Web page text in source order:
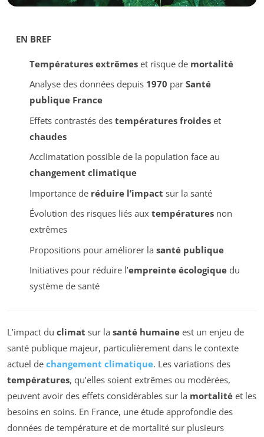
EN BREF
Températures extrêmeset risque de mortalité
Analyse des données depuis 1970 par Santé
publique France
Effets contrastés des températures froideset
chaudes
Acclimatation possible de la population face au
changement climatique
Importance de réduire l’impact sur la santé
Évolution des risques liés aux températuresnon
extrêmes
Propositions pour améliorer la santé publique
Initiatives pour réduire l’empreinte écologiquedu
système de santé
L’impact du climat sur la santé humaine est un enjeu de
santé publique majeur, particulièrement dans le contexte
actuel de changement climatique. Les variations des
températures, qu’elles soient extrêmes ou modérées,
peuvent avoir des effets considérables sur la mortalité et les
besoins en soins. En France, une étude approfondie des
données de température et de mortalité sur plusieurs